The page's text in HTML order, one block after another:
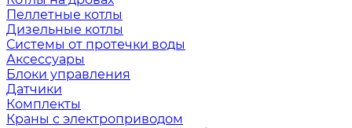
Пеллетные котлы
Дизельные котлы
Системы от протечки воды
Аксессуары
Блоки управления
Датчики
Комплекты
Краны с электроприводом